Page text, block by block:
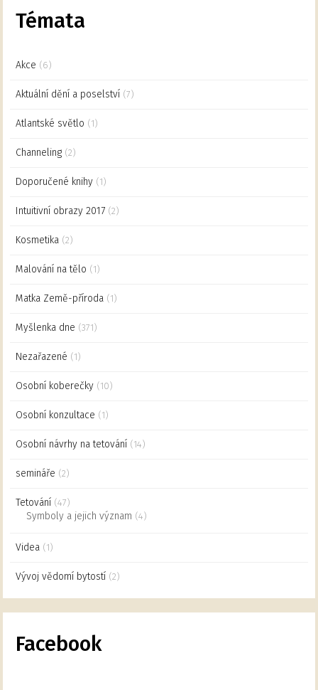
Témata
Akce (6)
Aktuální dění a poselství (7)
Atlantské světlo (1)
Channeling (2)
Doporučené knihy (1)
Intuitivní obrazy 2017 (2)
Kosmetika (2)
Malování na tělo (1)
Matka Země-příroda (1)
Myšlenka dne (371)
Nezařazené (1)
Osobní koberečky (10)
Osobní konzultace (1)
Osobní návrhy na tetování (14)
semináře (2)
Tetování (47)
Symboly a jejich význam (4)
Videa (1)
Vývoj vědomí bytostí (2)
Facebook